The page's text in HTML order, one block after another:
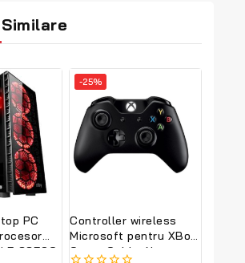
PC
5 3350G
-25%
Produse
vanzare
Controller wireless
Microsoft pentru XBox
One + Cablu, Negru